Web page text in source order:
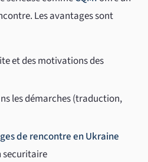
Les avantages sont
et des motivations des
les démarches (traduction,
de rencontre en Ukraine
securitaire